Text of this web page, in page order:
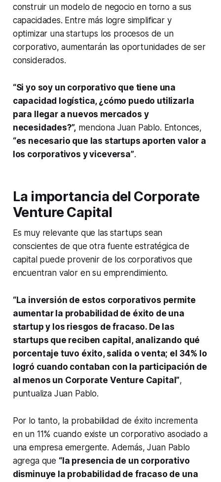
construir un modelo de negocio en torno a sus
capacidades. Entre más logre simplificar y
optimizar unastartups los procesos de un
corporativo, aumentarán las oportunidades de ser
considerados.
“Si yo soy un corporativo que tiene una
capacidad logística, ¿cómo puedo utilizarla
para llegar a nuevos mercados y
necesidades?”, menciona Juan Pablo. Entonces,
“es necesario que las startups aporten valor a
los corporativos y viceversa”.
La importancia del Corporate
Venture Capital
Es muy relevante que lasstartups sean
conscientes de que otra fuente estratégica de
capital puede provenir de los corporativos que
encuentran valor en su emprendimiento.
“La inversión de estos corporativos permite
aumentar la probabilidad de éxito de una
startupy los riesgos de fracaso. De las
startups que reciben capital, analizando qué
porcentaje tuvo éxito, salida o venta; el 34% lo
logró cuando contaban con la participación de
al menos un Corporate Venture Capital”,
puntualiza Juan Pablo.
Por lo tanto, la probabilidad de éxito incrementa
en un 11% cuando existe un corporativo asociado a
una empresa emergente. Además, Juan Pablo
agrega que “la presencia de un corporativo
disminuye la probabilidad de fracaso de una